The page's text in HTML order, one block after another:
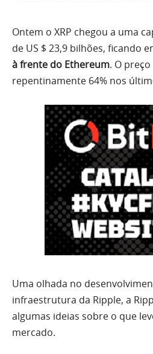
Ontem o XRP chegou a uma
de US $ 23,9 bilhões, ficando
à frente do Ethereum. O
repentinamente 64% nos
Uma olhada no
infraestrutura da Ripple, a
algumas ideias sobre o que
mercado.